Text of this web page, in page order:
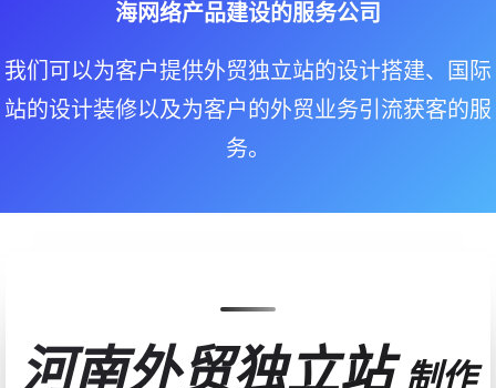
海网络产品建设的服务公司
我们可以为客户提供外贸独立站的设计搭建、国际
站的设计装修以及为客户的外贸业务引流获客的服
务。
河南外贸独立站制作